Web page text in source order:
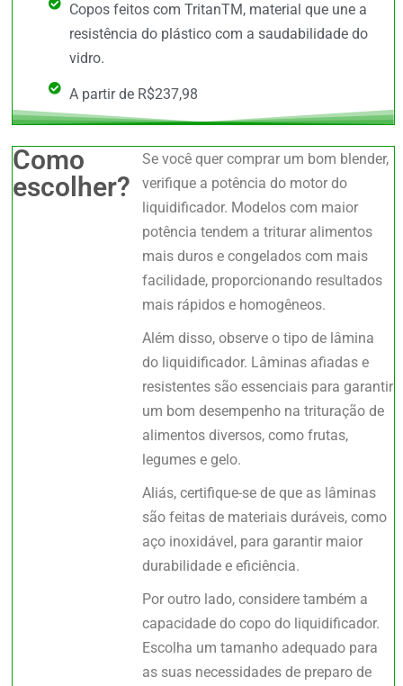
Copos feitos com TritanTM, material que une a
resistência do plástico com a saudabilidade do
vidro.
A partir de R$237,98
Como
escolher?
Se você quer comprar um bom blender,
verifique a potência do motor do
liquidificador. Modelos com maior
potência tendem a triturar alimentos
mais duros e congelados com mais
facilidade, proporcionando resultados
mais rápidos e homogêneos.
Além disso, observe o tipo de lâmina
do liquidificador. Lâminas afiadas e
resistentes são essenciais para garantir
um bom desempenho na trituração de
alimentos diversos, como frutas,
legumes e gelo.
Aliás, certifique-se de que as lâminas
são feitas de materiais duráveis, como
aço inoxidável, para garantir maior
durabilidade e eficiência.
Por outro lado, considere também a
capacidade do copo do liquidificador.
Escolha um tamanho adequado para
as suas necessidades de preparo de